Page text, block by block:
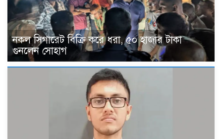
নকল সিগারেট বিক্রি করে ধরা, ৫০ হাজার টাকা
গুনলেন সোহাগ